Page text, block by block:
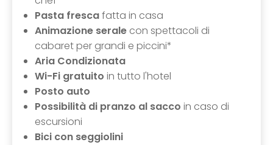
Pasta frescafatta in casa
Animazione serale con spettacoli di
cabaret per grandi e piccini*
Aria Condizionata
Wi-Fi gratuito in tutto l'hotel
Posto auto
Possibilità di pranzo al sacco in caso di
escursioni
Bici con seggiolini